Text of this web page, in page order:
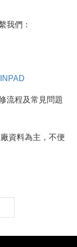
我們：
流程及常見問題
資料為主，不便